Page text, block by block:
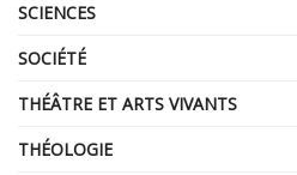
SCIENCES
SOCIÉTÉ
THÉÂTRE ET ARTS VIVANTS
THÉOLOGIE